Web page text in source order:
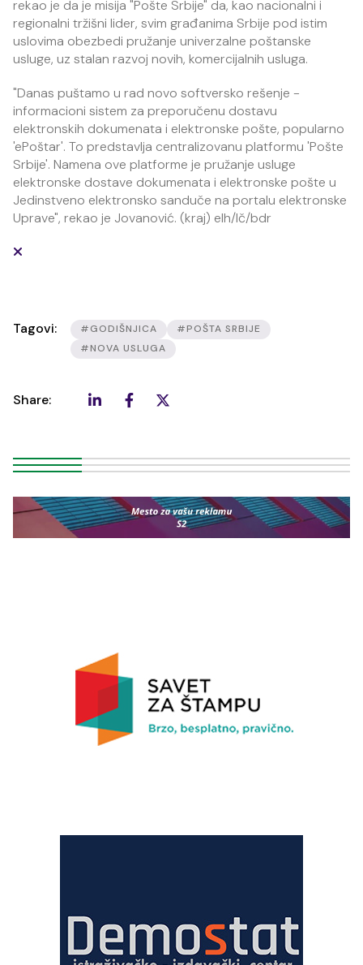
rekao je da je misija "Pošte Srbije" da, kao nacionalni i
regionalni tržišni lider, svim građanima Srbije pod istim
uslovima obezbedi pružanje univerzalne poštanske
usluge, uz stalan razvoj novih, komercijalnih usluga.
"Danas puštamo u rad novo softversko rešenje -
informacioni sistem za preporučenu dostavu
elektronskih dokumenata i elektronske pošte, popularno
'ePoštar'. To predstavlja centralizovanu platformu 'Pošte
Srbije'. Namena ove platforme je pružanje usluge
elektronske dostave dokumenata i elektronske pošte u
Jedinstveno elektronsko sanduče na portalu elektronske
Uprave", rekao je Jovanović. (kraj) elh/lč/bdr
Tagovi: #GODIŠNJICA
#POŠTA SRBIJE
#NOVA USLUGA
Share: